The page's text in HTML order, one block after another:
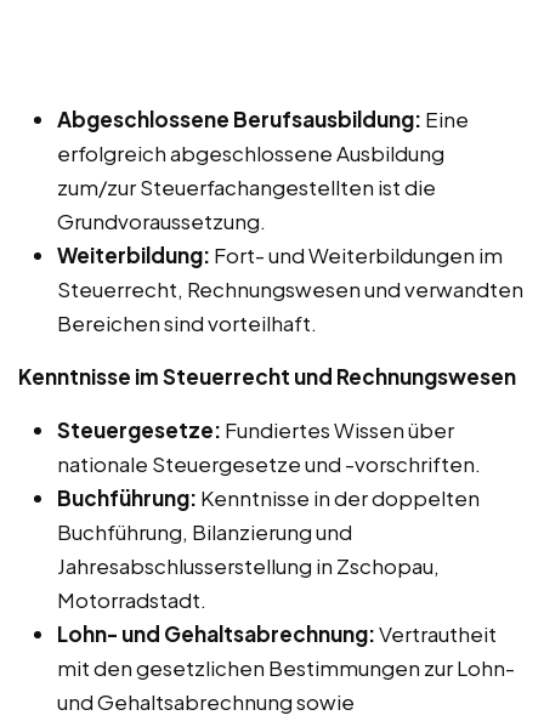
Abgeschlossene Berufsausbildung: Eine
erfolgreich abgeschlossene Ausbildung
zum/zur Steuerfachangestellten ist die
Grundvoraussetzung.
Weiterbildung: Fort- und Weiterbildungen im
Steuerrecht, Rechnungswesen und verwandten
Bereichen sind vorteilhaft.
Kenntnisse im Steuerrecht und Rechnungswesen
Steuergesetze: Fundiertes Wissen über
nationale Steuergesetze und -vorschriften.
Buchführung: Kenntnisse in der doppelten
Buchführung, Bilanzierung und
Jahresabschlusserstellung in Zschopau,
Motorradstadt.
Lohn- und Gehaltsabrechnung:Vertrautheit
mit den gesetzlichen Bestimmungen zur Lohn-
und Gehaltsabrechnung sowie